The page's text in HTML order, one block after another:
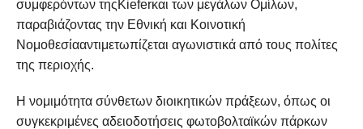
συμφερόντων τηςKieferκαι των μεγάλων Ομίλων,
παραβιάζοντας την Εθνική και Κοινοτική
Νομοθεσίααντιμετωπίζεται αγωνιστικά από τους πολίτες
της περιοχής.
Η νομιμότητα σύνθετων διοικητικών πράξεων, όπως οι
συγκεκριμένες αδειοδοτήσεις φωτοβολταϊκών πάρκων